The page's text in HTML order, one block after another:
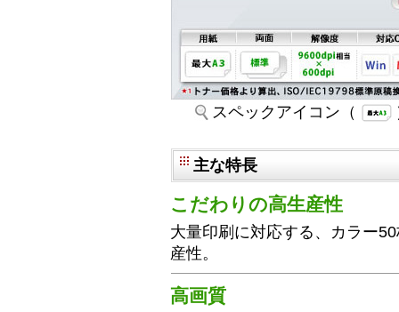
スペックアイコン（
主な特長
こだわりの高生産性
大量印刷に対応する、カラー
産性。
高画質